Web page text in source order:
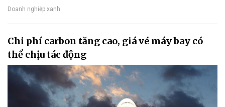
Doanh nghiệp xanh
Chi phí carbon tăng cao, giá vé máy bay có
thể chịu tác động